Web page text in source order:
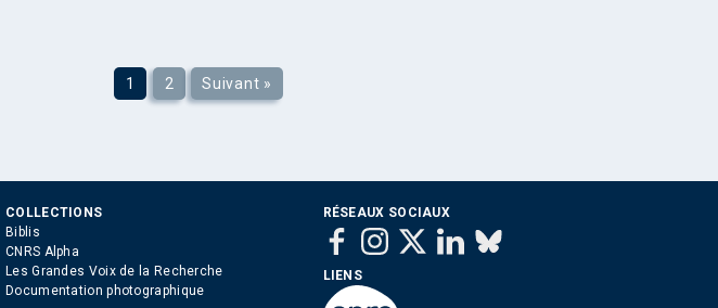
1 2 Suivant »
COLLECTIONS
Biblis
CNRS Alpha
Les Grandes Voix de la Recherche
Documentation photographique
RÉSEAUX SOCIAUX
LIENS